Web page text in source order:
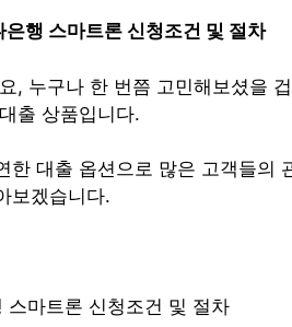
은행 스마트론 신청조건 및 절차
, 누구나 한 번쯤 고민해보셨을
출 상품입니다.
한 대출 옵션으로 많은 고객들의
보겠습니다.